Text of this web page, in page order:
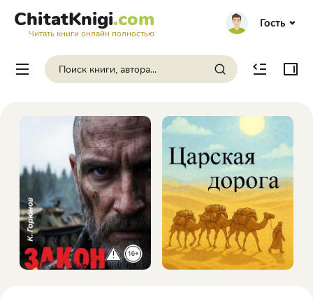
ChitatKnigi.com
Читать книги онлайн полностью
Гость